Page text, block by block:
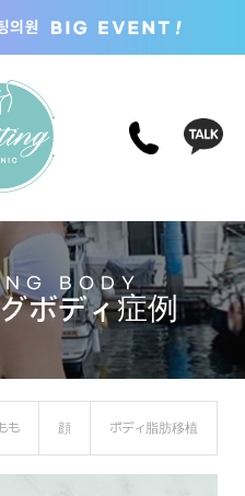
BODY
ボディ症例
も 顔 ボディ脂肪移植